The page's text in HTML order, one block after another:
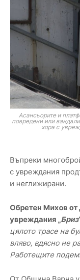
Асансьорите и
повредени или
хора с
Въпреки
с увреждания
и неглижирани.
Обретен Михов от
увреждания „Бриз
цялото трасе на
вляво, вдясно не
Работещите